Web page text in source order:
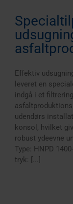
Effektiv
leveret en
indgå i et
udendørs
konsol, hvilket
robust ydeevne
Type: HNPD
tryk: [...]